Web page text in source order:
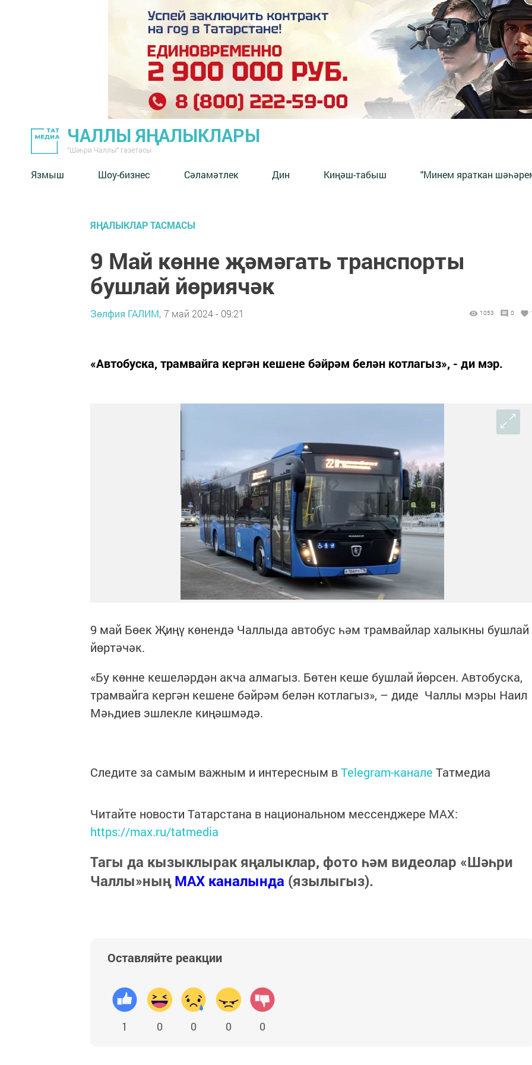
ЧАЛЛЫ ЯҢАЛЫКЛАРЫ
"Шәһри Чаллы" газетасы
Язмыш Шоу-бизнес Сәламәтлек Дин Киңәш-табыш "Минем яраткан
ЯҢАЛЫКЛАР ТАСМАСЫ
9 Май көнне җәмәгать транспорты
бушлай йөриячәк
Зөлфия ГАЛИМ, 7 май 2024 - 09:21 1053 0
«Автобуска, трамвайга кергән кешене бәйрәм белән котлагыз», - ди мэр.
9 май Бөек Җиңү көнендә Чаллыда автобус һәм трамвайлар халыкны бушлай
йөртәчәк.
«Бу көнне кешеләрдән акча алмагыз. Бөтен кеше бушлай йөрсен. Автобуска,
трамвайга кергән кешене бәйрәм белән котлагыз», – диде Чаллы мэры Наил
Мәһдиев эшлекле киңәшмәдә.
Следите за самым важным и интересным вTelegram-канале Татмедиа
Читайте новости Татарстана в национальном мессенджере MАХ:
https://max.ru/tatmedia
Тагы да кызыклырак яңалыклар, фото һәм видеолар «Шәһри
Чаллы»ныңMAX каналында (язылыгыз).
Оставляйте реакции
1 0 0 0 0